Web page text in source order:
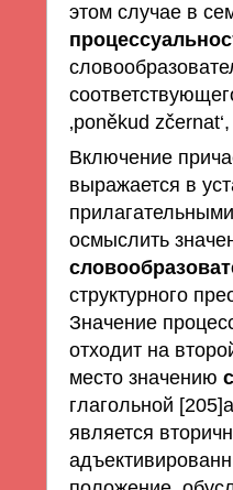
этом случае в
‚poněkud
Включение
выражается в
осмыслить
структурного
Значение
отходит на
место значению
глагольной
является